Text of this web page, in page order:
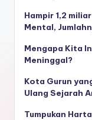
Hampir 1,2
Mental,
Mengapa Kita
Meninggal?
Kota Gurun
Ulang Sejarah
Tumpukan